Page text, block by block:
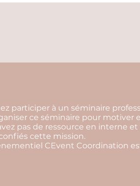
participer à un séminaire
ce séminaire pour motiver
pas de ressource en interne
cette mission.
CEvent Coordination